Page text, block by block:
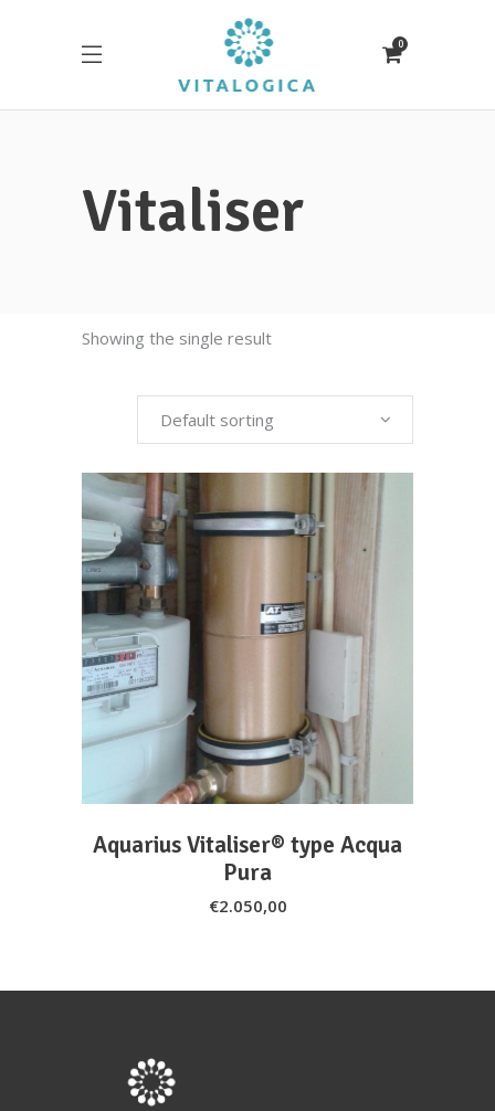
0
Vitaliser
Showing the single result
Default sorting
ADD TO CART
Aquarius Vitaliser® type Acqua
Pura
€2.050,00